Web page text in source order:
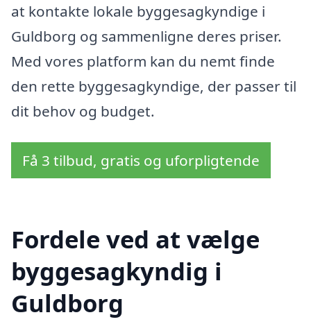
at kontakte lokale byggesagkyndige i
Guldborg og sammenligne deres priser.
Med vores platform kan du nemt finde
den rette byggesagkyndige, der passer til
dit behov og budget.
Få 3 tilbud, gratis og uforpligtende
Fordele ved at vælge
byggesagkyndig i
Guldborg